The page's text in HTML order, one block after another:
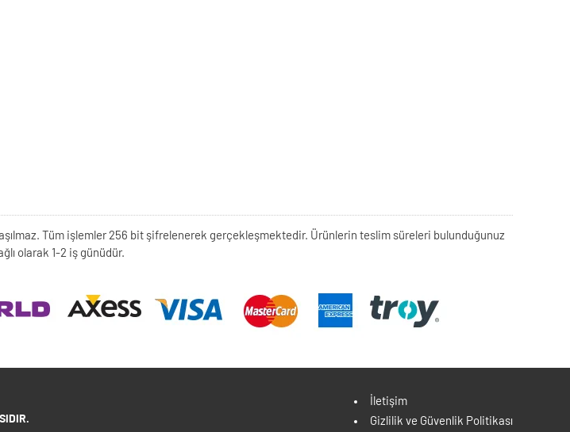
Tüm işlemler 256 bit şifrelenerek gerçekleşmektedir. Ürünlerin teslim süreleri bulunduğunuz
olarak 1-2 iş günüdür.
İletişim
Gizlilik ve Güvenlik Politikası